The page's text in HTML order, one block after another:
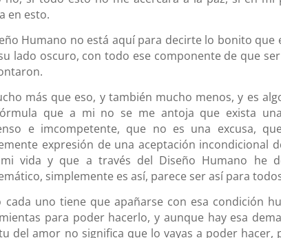
en esto.
Humano no está aquí para decirte lo bonito
lado oscuro, con todo ese componente de que
más que eso, y también mucho menos, y es
que a mi no se me antoja que exista
e imcompetente, que no es una excusa,
expresión de una aceptación incondicional
vida y que a través del Diseño Humano he
simplemente es así, parece ser así para
cada uno tiene que apañarse con esa condición
para poder hacerlo, y aunque hay esa
del amor no significa que lo vayas a poder